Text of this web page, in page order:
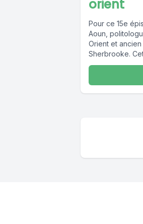
orient
Pour ce 15e
Aoun,
Orient et
Sherbrooke.